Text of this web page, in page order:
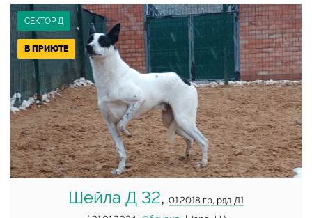
СЕКТОР Д
Шейла Д 32, 01.2018 г.р, ряд Д1
В ПРИЮТЕ